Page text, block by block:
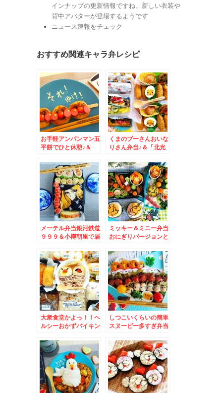
インナップの更新情報ですね。新しい衣装や
背中アバターが登場するようです
ニュース速報をチェック
おすすめ関連キャラ弁レシピ
お手軽アンパンマン五
平餅でひと休憩♪＆
クアウト「海鮮丼」を
差し入れいただいたぁ
(*´艸`*)マグロうま♪
くまのプーさんおいな
りさん弁当♪＆「北光
「塩ホルモン」「ユッ
ケジャンスープ」(*
´艸`*)
メーテル弁当銀河鉄道
９９９＆小樽朝里で居
うみねこ」さんでは保
護猫譲渡もされてます
♪
ミッキー＆ミニー弁当
おにぎりバージョンと
町「焼肉舎 ふるや」
さんの「八雲小町豚ロ
ース生姜焼きランチ」
(*´艸`*)うまっ
大衆食堂かよっ！！ヘ
ルシーおかずバイキン
コロッケ弁当＆「ごま
そば八千代」さんの
「鍋焼きうどん」絶品
えび天入りでも９００
円Σ(ﾟДﾟ)
しつこいくらいの簡単
スヌーピー多すぎ弁当
さんで朝そば～♪